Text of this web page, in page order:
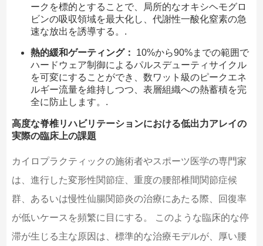
ークを標的とすることで、局所的なオキシヘモグロ
ビンの吸収領域を最大化し、代謝性一酸化窒素の急
速な放出を誘導する。.
熱的緩和ゲーティング：
10%から90%までの範囲で
ハードウェア制御によるパルスデューティサイクル
を可変にすることができ、数ワット級のピークエネ
ルギー流量を維持しつつ、表層組織への熱蓄積を完
全に防止します。.
高度な脊椎リハビリテーションにおける低出力アレイの
実際の臨床上の課題
カイロプラクティックの施術者やスポーツ医学の専門家
は、進行した変形性関節症、重度の腰部椎間関節症候
群、あるいは慢性仙腸関節炎の治療にあたる際、回復率
が低いケースを頻繁に目にする。 このような臨床的な停
滞が生じる主な原因は、標準的な治療モデルが、厚い腰